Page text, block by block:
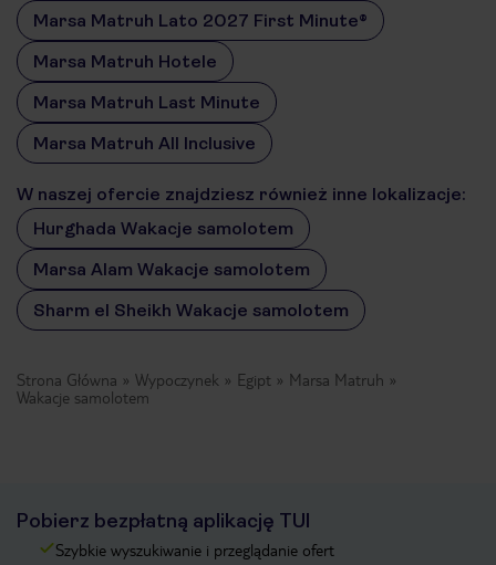
Marsa Matruh Lato 2027 First Minute®
Marsa Matruh Hotele
Marsa Matruh Last Minute
Marsa Matruh All Inclusive
W naszej ofercie znajdziesz również inne lokalizacje:
Hurghada Wakacje samolotem
Marsa Alam Wakacje samolotem
Sharm el Sheikh Wakacje samolotem
Strona Główna Wypoczynek Egipt
Marsa Matruh
Wakacje samolotem
Pobierz bezpłatną aplikację TUI
Szybkie wyszukiwanie i przeglądanie ofert